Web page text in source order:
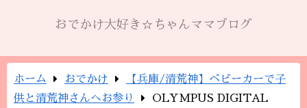
おでかけ大好き☆ちゃんママブログ
ホーム おでかけ
【兵庫/清荒神】ベビーカーで子
供と清荒神さんへお参り
OLYMPUS DIGITAL